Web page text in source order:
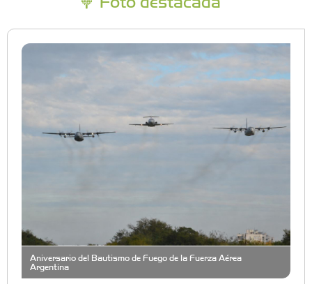
Aniversario del Bautismo de Fuego de la Fuerza Aérea
Argentina